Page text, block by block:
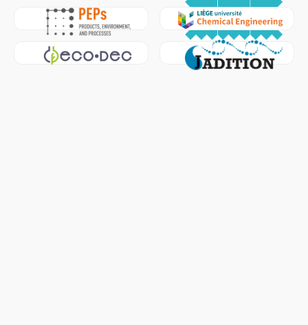
En savoir plus surProducts, Environment, and Processes -
En savoir plus sur
En savoir plus surEco-Dec En savoir plus surJadition